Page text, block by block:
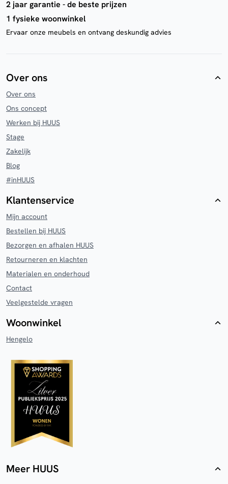
2 jaar garantie - de beste prijzen
1 fysieke woonwinkel
Ervaar onze meubels en ontvang deskundig advies
Over ons
Over ons
Ons concept
Werken bij HUUS
Stage
Zakelijk
Blog
#inHUUS
Klantenservice
Mijn account
Bestellen bij HUUS
Bezorgen en afhalen HUUS
Retourneren en klachten
Materialen en onderhoud
Contact
Veelgestelde vragen
Woonwinkel
Hengelo
Meer HUUS